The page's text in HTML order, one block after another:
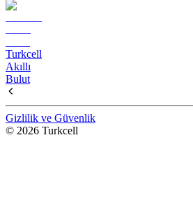
Turkcell
Akıllı
Bulut
Gizlilik ve Güvenlik
© 2026 Turkcell